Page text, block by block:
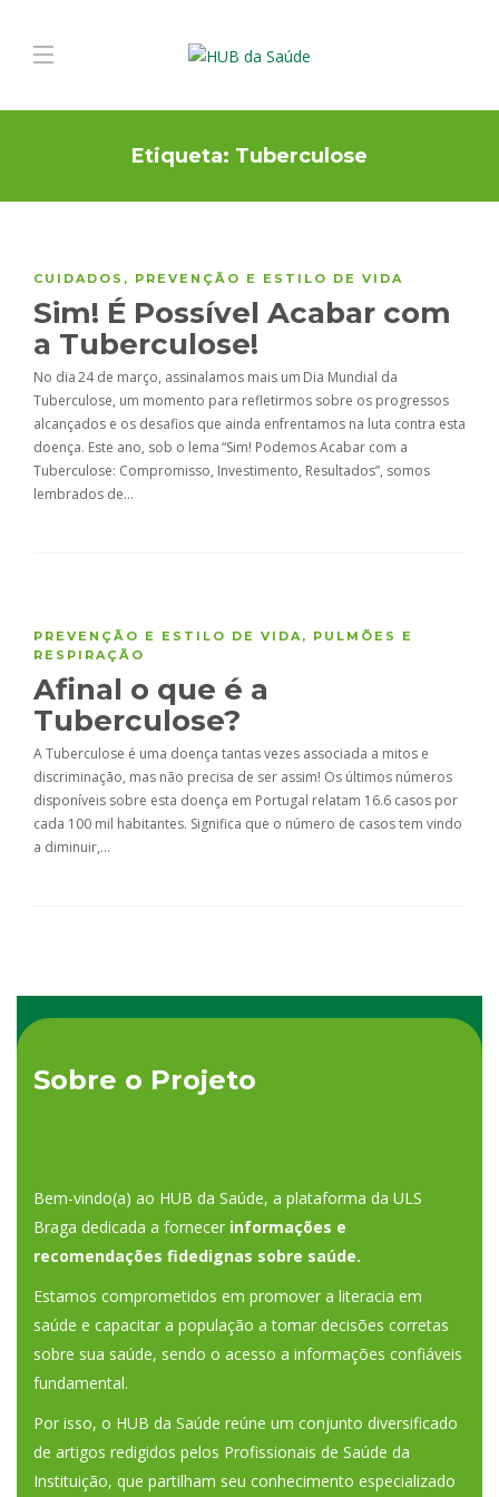
Etiqueta: Tuberculose
CUIDADOS , PREVENÇÃO E ESTILO DE VIDA
Sim! É Possível Acabar com
a Tuberculose!
No dia 24 de março, assinalamos mais um Dia Mundial da
Tuberculose, um momento para refletirmos sobre os progressos
alcançados e os desafios que ainda enfrentamos na luta contra esta
doença. Este ano, sob o lema “Sim! Podemos Acabar com a
Tuberculose: Compromisso, Investimento, Resultados”, somos
lembrados de…
PREVENÇÃO E ESTILO DE VIDA, PULMÕES E
RESPIRAÇÃO
Afinal o que é a
Tuberculose?
A Tuberculose é uma doença tantas vezes associada a mitos e
discriminação, mas não precisa de ser assim! Os últimos números
disponíveis sobre esta doença em Portugal relatam 16.6 casos por
cada 100 mil habitantes. Significa que o número de casos tem vindo
a diminuir,…
Sobre o Projeto
Bem-vindo(a) ao HUB da Saúde, a plataforma da ULS
Braga dedicada a fornecer informações e
recomendações fidedignas sobre saúde.
Estamos comprometidos em promover a literacia em
saúde e capacitar a população a tomar decisões corretas
sobre sua saúde, sendo o acesso a informações confiáveis
fundamental.
Por isso, o HUB da Saúde reúne um conjunto diversificado
de artigos redigidos pelos Profissionais de Saúde da
Instituição, que partilham seu conhecimento especializado